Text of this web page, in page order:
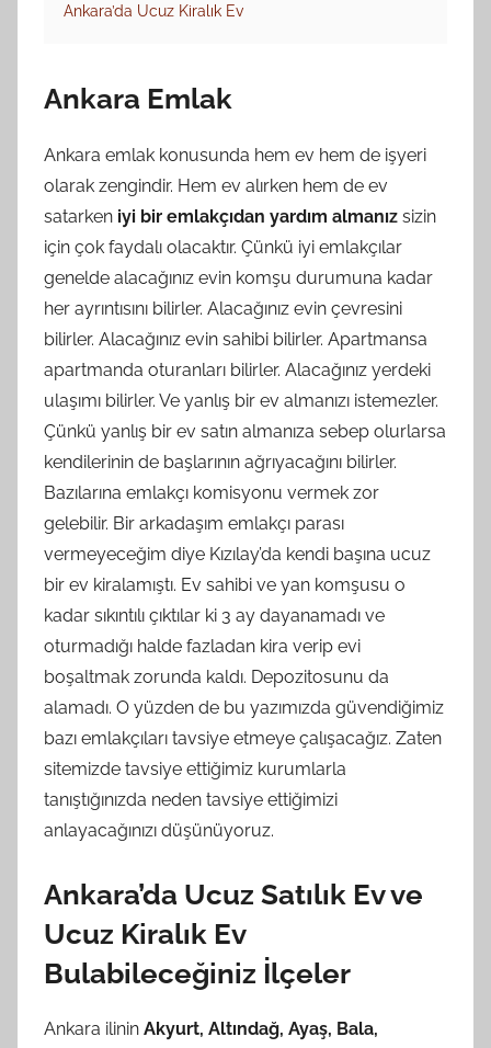
Ankara’da Ucuz Kiralık Ev
Ankara Emlak
Ankara emlak konusunda hem ev hem de işyeri
olarak zengindir. Hem ev alırken hem de ev
satarken iyi bir emlakçıdan yardım almanız sizin
için çok faydalı olacaktır. Çünkü iyi emlakçılar
genelde alacağınız evin komşu durumuna kadar
her ayrıntısını bilirler. Alacağınız evin çevresini
bilirler. Alacağınız evin sahibi bilirler. Apartmansa
apartmanda oturanları bilirler. Alacağınız yerdeki
ulaşımı bilirler. Ve yanlış bir ev almanızı istemezler.
Çünkü yanlış bir ev satın almanıza sebep olurlarsa
kendilerinin de başlarının ağrıyacağını bilirler.
Bazılarına emlakçı komisyonu vermek zor
gelebilir. Bir arkadaşım emlakçı parası
vermeyeceğim diye Kızılay’da kendi başına ucuz
bir ev kiralamıştı. Ev sahibi ve yan komşusu o
kadar sıkıntılı çıktılar ki 3 ay dayanamadı ve
oturmadığı halde fazladan kira verip evi
boşaltmak zorunda kaldı. Depozitosunu da
alamadı. O yüzden de bu yazımızda güvendiğimiz
bazı emlakçıları tavsiye etmeye çalışacağız. Zaten
sitemizde tavsiye ettiğimiz kurumlarla
tanıştığınızda neden tavsiye ettiğimizi
anlayacağınızı düşünüyoruz.
Ankara’da Ucuz Satılık Ev ve
Ucuz Kiralık Ev
Bulabileceğiniz İlçeler
Ankara ilinin Akyurt, Altındağ, Ayaş, Bala,